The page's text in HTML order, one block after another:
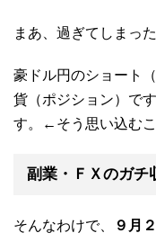
まあ、過ぎてしまっ
豪ドル円のショート
貨（ポジション）で
す。←そう思い込む
副業・ＦＸのガチ
そんなわけで、 ９月